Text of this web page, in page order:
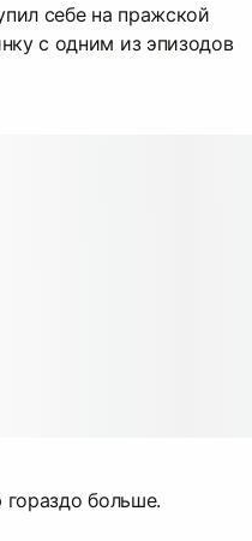
себе на пражской
с одним из эпизодов
больше.